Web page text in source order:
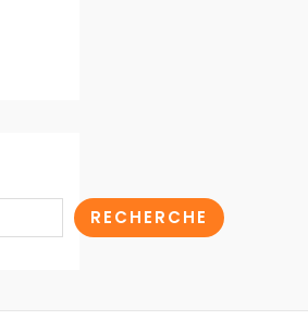
RECHERCHE